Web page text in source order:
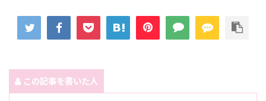
この記事を書いた人